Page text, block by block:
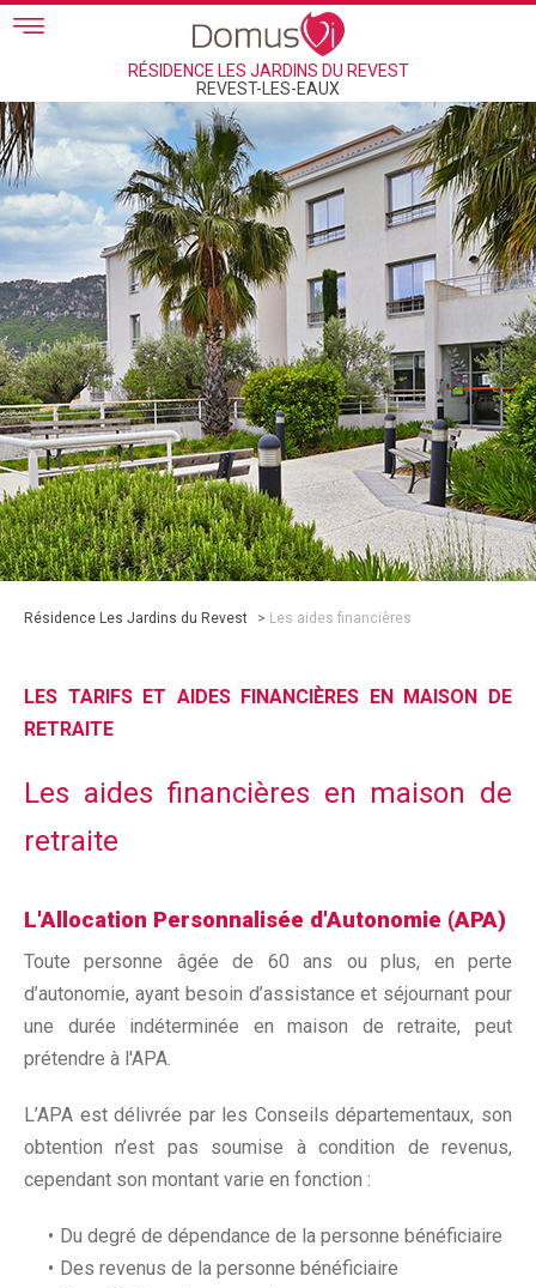
Skip to main content
RÉSIDENCE LES JARDINS DU REVEST
REVEST-LES-EAUX
Résidence Les Jardins du Revest > Les aides financières
LES TARIFS ET AIDES FINANCIÈRES EN MAISON DE
RETRAITE
Les aides financières en maison de
retraite
L'Allocation Personnalisée d'Autonomie (APA)
Toute personne âgée de 60 ans ou plus, en perte
d’autonomie, ayant besoin d’assistance et séjournant pour
une durée indéterminée en maison de retraite, peut
prétendre à l'APA.
L’APA est délivrée par les Conseils départementaux, son
obtention n’est pas soumise à condition de revenus,
cependant son montant varie en fonction :
Du degré de dépendance de la personne bénéficiaire
Des revenus de la personne bénéficiaire